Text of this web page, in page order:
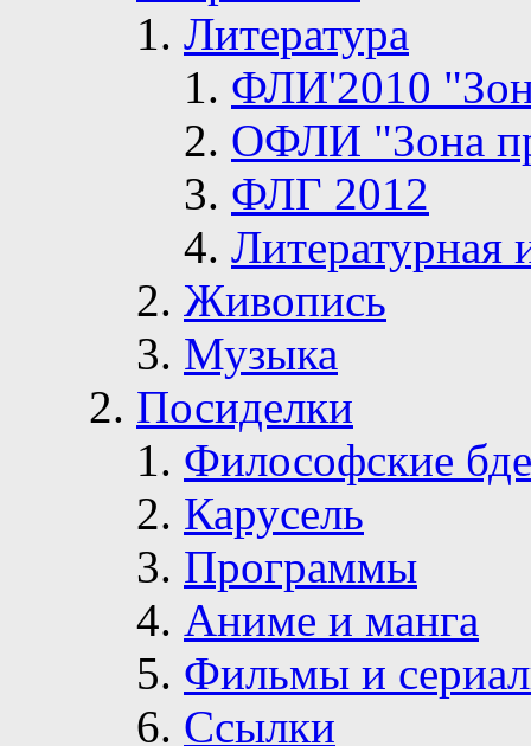
Литература
ФЛИ'2010
ОФЛИ "Зона
ФЛГ 2012
Живопись
Музыка
Посиделки
Философские
Карусель
Программы
Аниме и манга
Фильмы и
Ссылки